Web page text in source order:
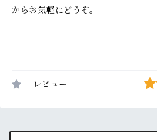
からお気軽にどうぞ。
レビュー